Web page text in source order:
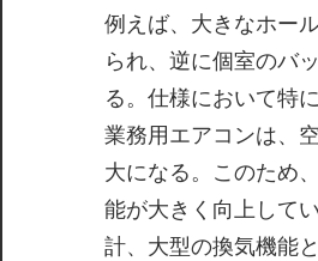
例えば、大きなホー
られ、逆に個室のバ
る。仕様において特
業務用エアコンは、
大になる。このため
能が大きく向上して
計、大型の換気機能